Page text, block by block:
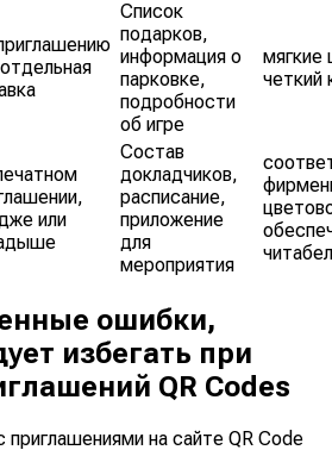
Список
подарков,
информация о
парковке,
подробности
об игре
мягкие
четкий
или
Состав
докладчиков,
расписание,
приложение
для
мероприятия
ошибки,
избегать при
QR Codes
на сайте QR Code